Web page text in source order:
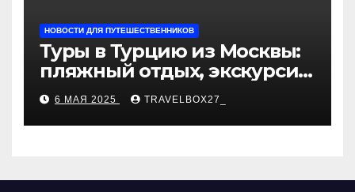
НОВОСТИ ДЛЯ ПУТЕШЕСТВЕННИКОВ
Туры в Турцию из Москвы:
пляжный отдых, экскурсии
и лучшие курорты
6 МАЯ 2025 TRAVELBOX27_